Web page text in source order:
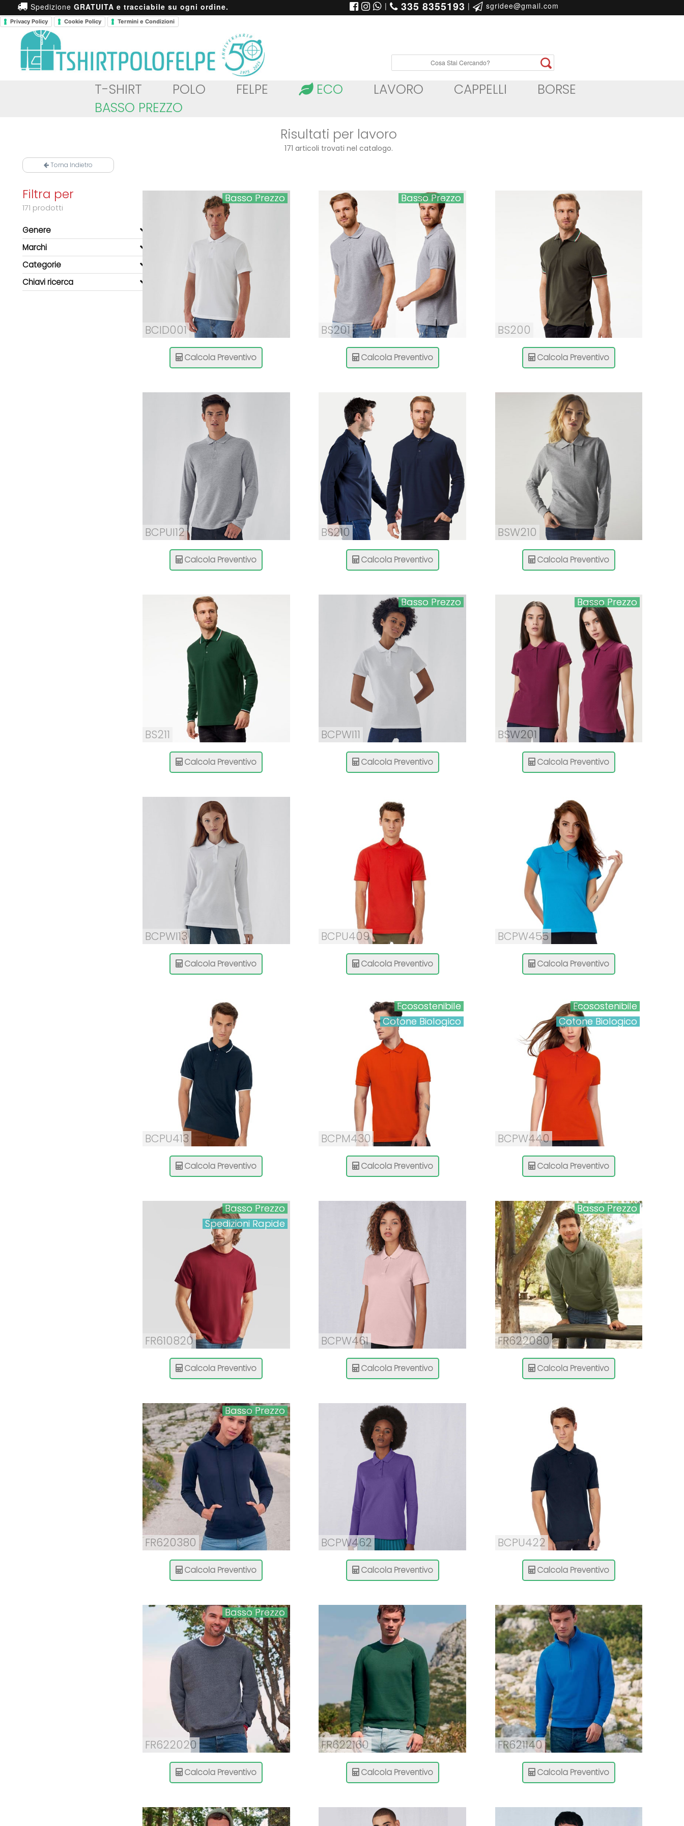
Spedizione GRATUITA e tracciabile su ogni ordine. | 335 8355193 | sgridee@gmail.com
Privacy Policy Cookie Policy Termini e Condizioni
T-SHIRT POLO FELPE ECO LAVORO CAPPELLI
BORSE
BASSO PREZZO
Risultati per lavoro
171 articoli trovati nel catalogo.
Torna Indietro
Filtra per
171 prodotti
Genere
Marchi
Categorie
Chiavi ricerca
BCID001
Basso Prezzo
Calcola Preventivo
BS201
Basso Prezzo
Calcola Preventivo
BS200
Calcola Preventivo
BCPUI12
Calcola Preventivo
BS210
Calcola Preventivo
BSW210
Calcola Preventivo
BS211
Calcola Preventivo
BCPWI11
Basso Prezzo
Calcola Preventivo
BSW201
Basso Prezzo
Calcola Preventivo
BCPWI13
Calcola Preventivo
BCPU409
Calcola Preventivo
BCPW455
Calcola Preventivo
BCPU413
Calcola Preventivo
BCPM430
Ecosostenibile
Cotone Biologico
Calcola Preventivo
BCPW440
Ecosostenibile
Cotone Biologico
Calcola Preventivo
FR610820
Basso Prezzo
Spedizioni Rapide
Calcola Preventivo
BCPW461
Calcola Preventivo
FR622080
Basso Prezzo
Calcola Preventivo
FR620380
Basso Prezzo
Calcola Preventivo
BCPW462
Calcola Preventivo
BCPU422
Calcola Preventivo
FR622020
Basso Prezzo
Calcola Preventivo
FR622160
Calcola Preventivo
FR621140
Calcola Preventivo